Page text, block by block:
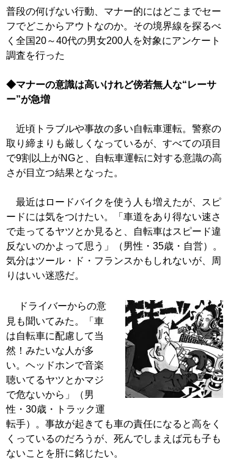
普段の何げない行動、マナー的にはどこまでセー
フでどこからアウトなのか。その境界線を探るべ
く全国20～40代の男女200人を対象にアンケート
調査を行った
◆マナーの意識は高いけれど傍若無人な“レーサ
ー”が急増
近頃トラブルや事故の多い自転車運転。警察の
取り締まりも厳しくなっているが、すべての項目
で9割以上がNGと、自転車運転に対する意識の高
さが目立つ結果となった。
最近はロードバイクを使う人も増えたが、スピ
ードには気をつけたい。「車道をあり得ない速さ
で走ってるヤツとか見ると、自転車はスピード違
反ないのかよって思う」（男性・35歳・自営）。
気分はツール・ド・フランスかもしれないが、周
りはいい迷惑だ。
ドライバーからの意
見も聞いてみた。「車
は自転車に配慮して当
然！みたいな人が多
い。ヘッドホンで音楽
聴いてるヤツとかマジ
で危ないから」（男
性・30歳・トラック運
転手）。事故が起きても車の責任になると高をく
くっているのだろうが、死んでしまえば元も子も
ないことを肝に銘じたい。